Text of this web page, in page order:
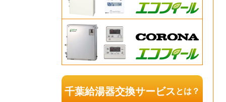
千葉給湯器交換サービス とは？